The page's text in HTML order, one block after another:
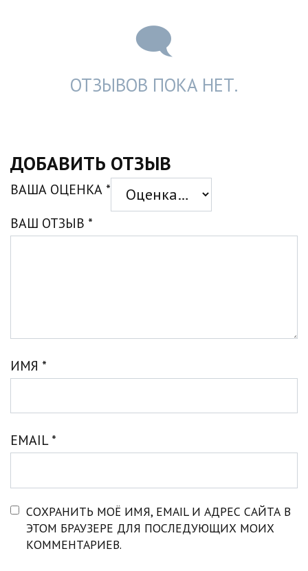
ОТЗЫВОВ ПОКА НЕТ.
ДОБАВИТЬ ОТЗЫВ
ВАША ОЦЕНКА *
ВАШ ОТЗЫВ *
ИМЯ *
EMAIL *
СОХРАНИТЬ МОЁ ИМЯ, EMAIL И АДРЕС САЙТА В
ЭТОМ БРАУЗЕРЕ ДЛЯ ПОСЛЕДУЮЩИХ МОИХ
КОММЕНТАРИЕВ.